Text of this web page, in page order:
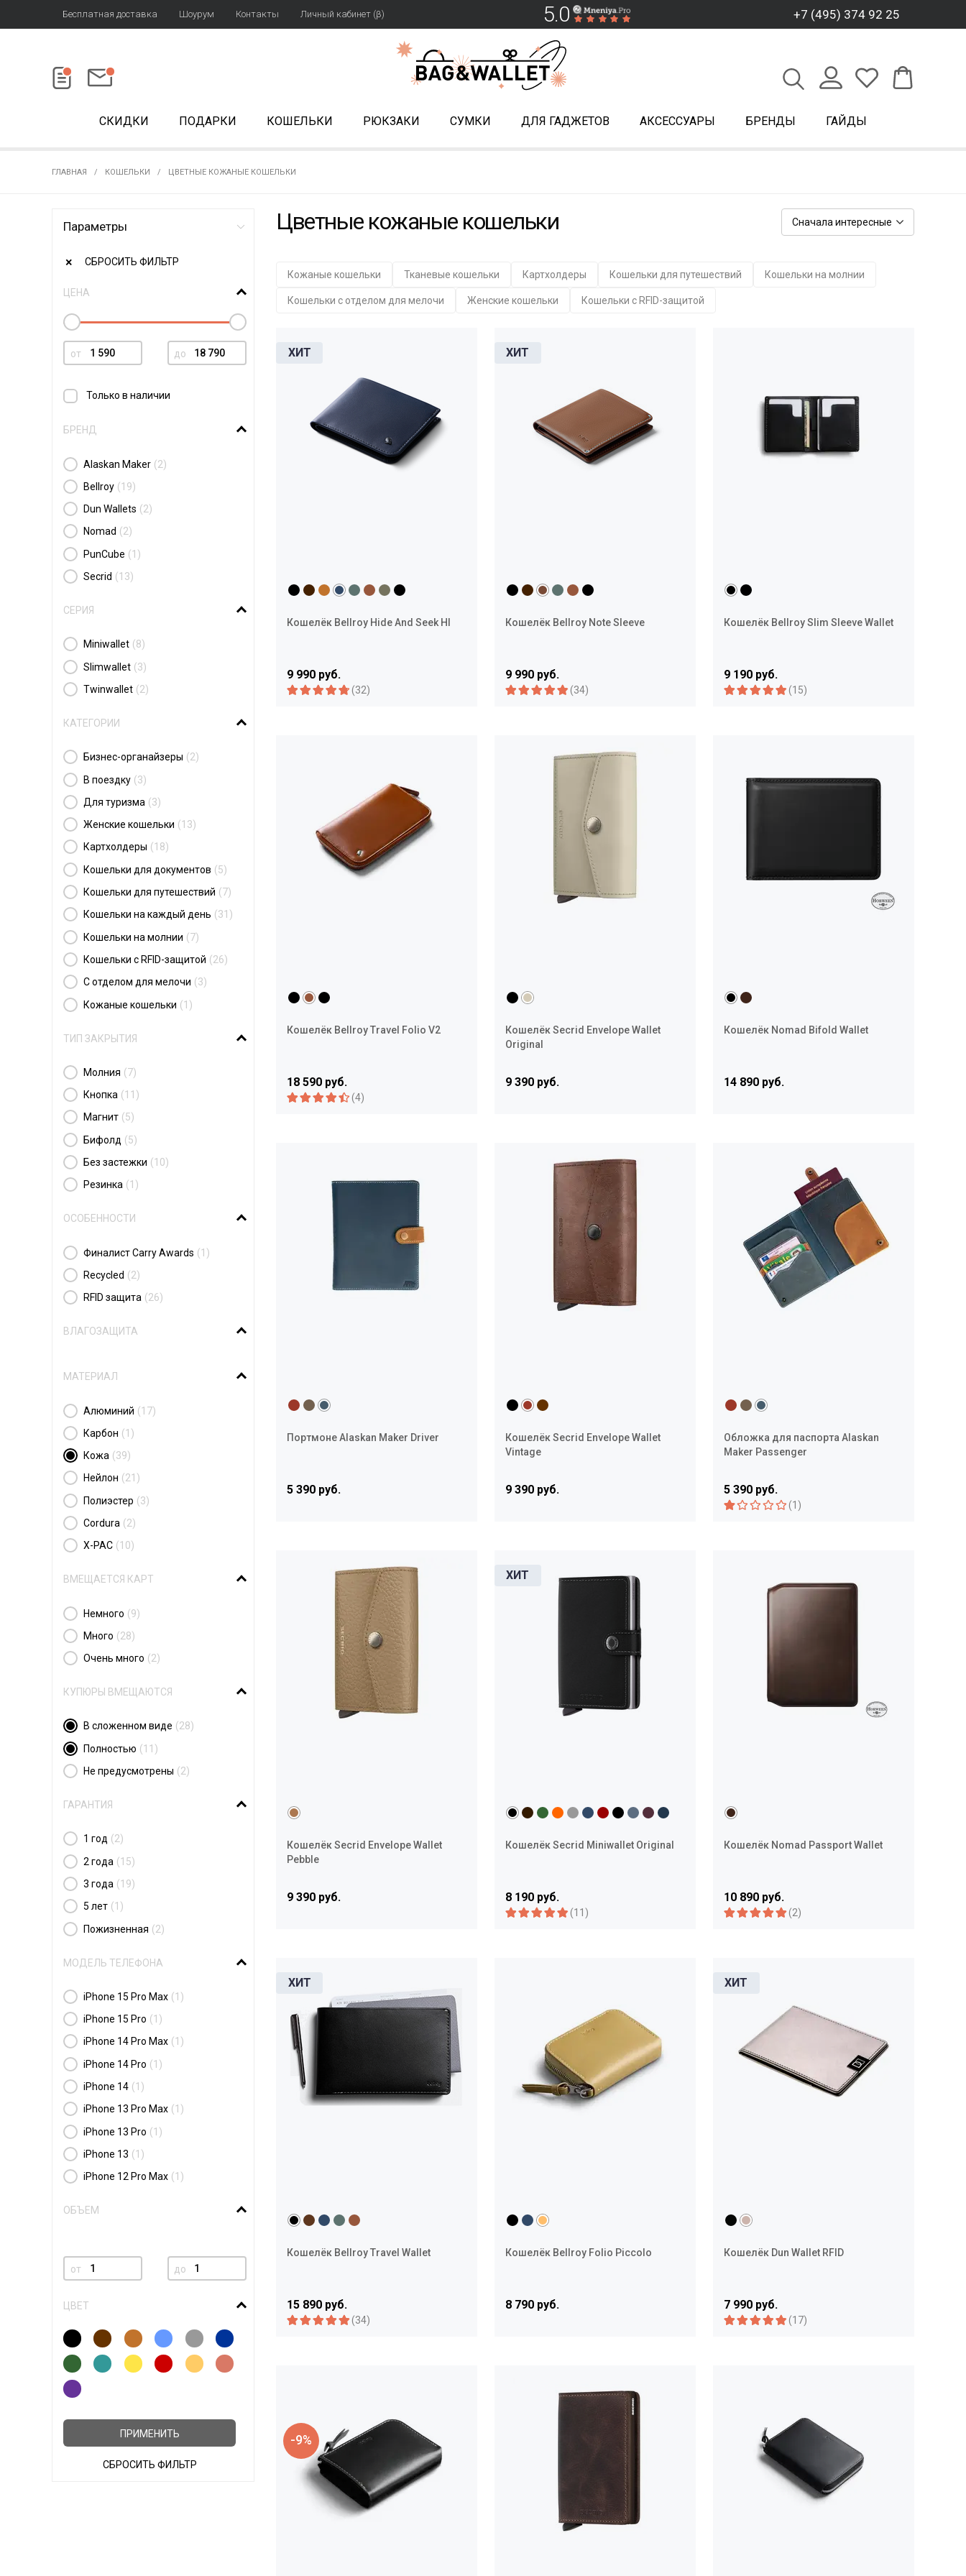
Бесплатная доставка Шоурум Контакты Личный кабинет (β) 5.0 +7 (495) 374 92 25
СКИДКИ ПОДАРКИ КОШЕЛЬКИ РЮКЗАКИ СУМКИ ДЛЯ ГАДЖЕТОВ АКСЕССУАРЫ БРЕНДЫ ГАЙДЫ
ГЛАВНАЯ КОШЕЛЬКИ ЦВЕТНЫЕ КОЖАНЫЕ КОШЕЛЬКИ
Цветные кожаные кошельки Сначала интересные
Кожаные кошельки Тканевые кошельки Картхолдеры Кошельки для путешествий Кошельки на молнии
Кошельки с отделом для мелочи Женские кошельки Кошельки с RFID-защитой
Кошелёк Bellroy Hide And Seek HI
9 990 руб.
(32)
Кошелёк Bellroy Note Sleeve
9 990 руб.
(34)
Кошелёк Bellroy Slim Sleeve Wallet
9 190 руб.
(15)
Кошелёк Bellroy Travel Folio V2
18 590 руб.
(4)
Кошелёк Secrid Envelope Wallet
Original
9 390 руб.
Кошелёк Nomad Bifold Wallet
14 890 руб.
Портмоне Alaskan Maker Driver
5 390 руб.
Кошелёк Secrid Envelope Wallet
Vintage
9 390 руб.
Обложка для паспорта Alaskan
Maker Passenger
5 390 руб.
(1)
Кошелёк Secrid Envelope Wallet
Pebble
9 390 руб.
Кошелёк Secrid Miniwallet Original
8 190 руб.
(11)
Кошелёк Nomad Passport Wallet
10 890 руб.
(2)
Кошелёк Bellroy Travel Wallet
15 890 руб.
(34)
Кошелёк Bellroy Folio Piccolo
8 790 руб.
Кошелёк Dun Wallet RFID
7 990 руб.
(17)
-9%
Параметры
СБРОСИТЬ ФИЛЬТР
ЦЕНА
от до
Только в наличии
БРЕНД
Alaskan Maker (2)
Bellroy (19)
Dun Wallets (2)
Nomad (2)
PunCube (1)
Secrid (13)
СЕРИЯ
Miniwallet (8)
Slimwallet (3)
Twinwallet (2)
КАТЕГОРИИ
Бизнес-органайзеры (2)
В поездку (3)
Для туризма (3)
Женские кошельки (13)
Картхолдеры (18)
Кошельки для документов (5)
Кошельки для путешествий (7)
Кошельки на каждый день (31)
Кошельки на молнии (7)
Кошельки с RFID-защитой (26)
С отделом для мелочи (3)
Кожаные кошельки (1)
ТИП ЗАКРЫТИЯ
Молния (7)
Кнопка (11)
Магнит (5)
Бифолд (5)
Без застежки (10)
Резинка (1)
ОСОБЕННОСТИ
Финалист Carry Awards (1)
Recycled (2)
RFID защита (26)
ВЛАГОЗАЩИТА
МАТЕРИАЛ
Алюминий (17)
Карбон (1)
Кожа (39)
Нейлон (21)
Полиэстер (3)
Cordura (2)
X-PAC (10)
ВМЕЩАЕТСЯ КАРТ
Немного (9)
Много (28)
Очень много (2)
КУПЮРЫ ВМЕЩАЮТСЯ
В сложенном виде (28)
Полностью (11)
Не предусмотрены (2)
ГАРАНТИЯ
1 год (2)
2 года (15)
3 года (19)
5 лет (1)
Пожизненная (2)
МОДЕЛЬ ТЕЛЕФОНА
iPhone 15 Pro Max (1)
iPhone 15 Pro (1)
iPhone 14 Pro Max (1)
iPhone 14 Pro (1)
iPhone 14 (1)
iPhone 13 Pro Max (1)
iPhone 13 Pro (1)
iPhone 13 (1)
iPhone 12 Pro Max (1)
ОБЪЕМ
от до
ЦВЕТ
ПРИМЕНИТЬ
СБРОСИТЬ ФИЛЬТР